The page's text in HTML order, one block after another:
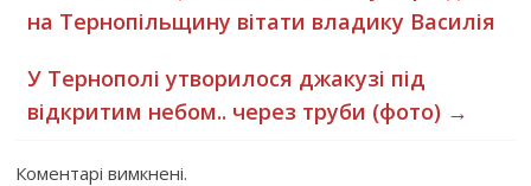
на Тернопільщину вітати владику Василія
У Тернополі утворилося джакузі під
відкритим небом.. через труби (фото) →
Коментарі вимкнені.